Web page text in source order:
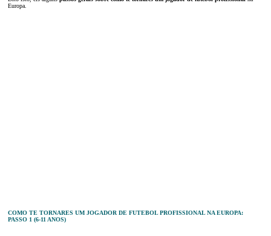
Europa.
COMO TE TORNARES UM JOGADOR DE FUTEBOL PROFISSIONAL NA EUROPA:
PASSO 1 (6-11 ANOS)